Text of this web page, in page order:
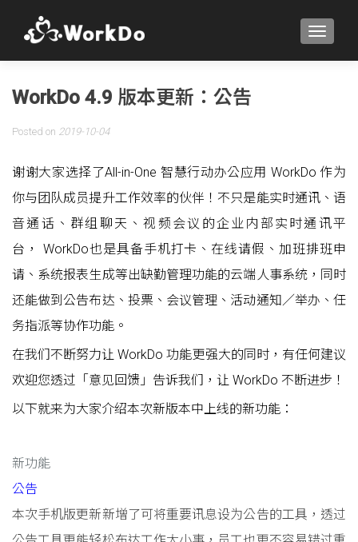
WorkDo 4.9 版本更新：公告
Posted on 2019-10-04
谢谢大家选择了All-in-One 智慧行动办公应用 WorkDo 作为
你与团队成员提升工作效率的伙伴！不只是能实时通讯、语
音通话、群组聊天、视频会议的企业内部实时通讯平
台， WorkDo也是具备手机打卡、在线请假、加班排班申
请、系统报表生成等出缺勤管理功能的云端人事系统，同时
还能做到公告布达、投票、会议管理、活动通知／举办、任
务指派等协作功能。
在我们不断努力让 WorkDo 功能更强大的同时，有任何建议
欢迎您透过「意见回馈」告诉我们，让 WorkDo 不断进步！
以下就来为大家介绍本次新版本中上线的新功能 ：
新功能
公告
本次手机版更新新增了可将重要讯息设为公告的工具，透过